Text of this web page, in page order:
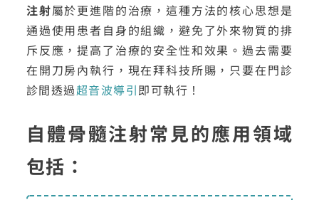
注射屬於更進階的治療，這種方法的核心思想是
通過使用患者自身的組織，避免了外來物質的排
斥反應，提高了治療的安全性和效果。過去需要
在開刀房內執行，現在拜科技所賜，只要在門診
診間透過超音波導引即可執行！
自體骨髓注射常見的應用領域
包括：